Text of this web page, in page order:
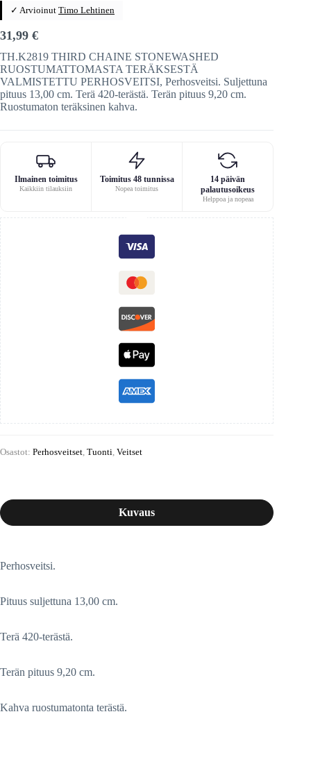
✓ Arvioinut Timo Lehtinen
31,99 €
TH.K2819 THIRD CHAINE STONEWASHED
RUOSTUMATTOMASTA TERÄKSESTÄ
VALMISTETTU PERHOSVEITSI, Perhosveitsi. Suljettuna
pituus 13,00 cm. Terä 420-terästä. Terän pituus 9,20 cm.
Ruostumaton teräksinen kahva.
Ilmainen toimitus
Kaikkiin tilauksiin
Toimitus 48 tunnissa
Nopea toimitus
14 päivän
palautusoikeus
Helppoa ja nopeaa
Osastot: Perhosveitset Tuonti Veitset
Kuvaus
Perhosveitsi.
Pituus suljettuna 13,00 cm.
Terä 420-terästä.
Terän pituus 9,20 cm.
Kahva ruostumatonta terästä.